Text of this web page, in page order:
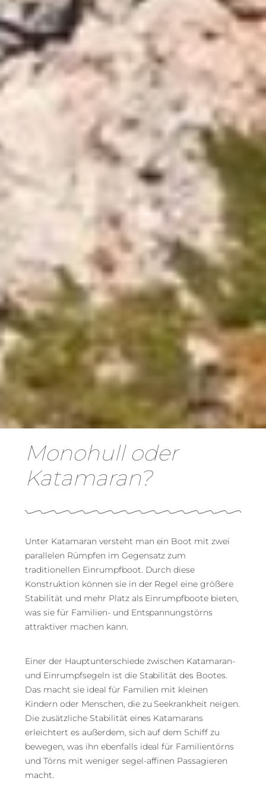
Monohull oder
Katamaran?
Unter Katamaran versteht man ein Boot mit zwei
parallelen Rümpfen im Gegensatz zum
traditionellen Einrumpfboot. Durch diese
Konstruktion können sie in der Regel eine größere
Stabilität und mehr Platz als Einrumpfboote bieten,
was sie für Familien- und Entspannungstörns
attraktiver machen kann.
Einer der Hauptunterschiede zwischen Katamaran-
und Einrumpfsegeln ist die Stabilität des Bootes.
Das macht sie ideal für Familien mit kleinen
Kindern oder Menschen, die zu Seekrankheit neigen.
Die zusätzliche Stabilität eines Katamarans
erleichtert es außerdem, sich auf dem Schiff zu
bewegen, was ihn ebenfalls ideal für Familientörns
und Törns mit weniger segel-affinen Passagieren
macht.